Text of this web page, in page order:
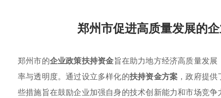
郑州市促进高质量发展的
郑州市的企业政策扶持资金旨在助力地方经济高质量发
率与透明度。通过设立多样化的扶持资金方案 ，政府提
些措施旨在鼓励企业加强自身的技术创新能力和市场竞